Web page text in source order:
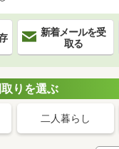
新着メールを受
取る
りを選ぶ
二人暮らし